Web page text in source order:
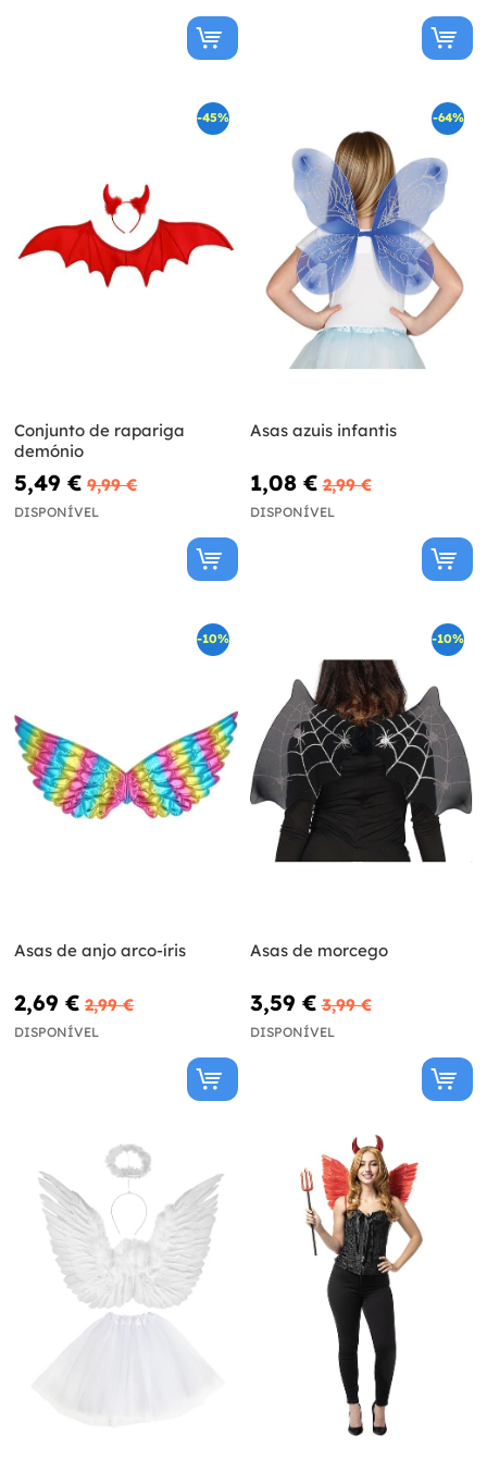
-45%
Conjunto de rapariga
demónio
5,49 € 9,99 €
DISPONÍVEL
-64%
Asas azuis infantis
1,08 € 2,99 €
DISPONÍVEL
-10%
Asas de anjo arco-íris
2,69 € 2,99 €
DISPONÍVEL
-10%
Asas de morcego
3,59 € 3,99 €
DISPONÍVEL